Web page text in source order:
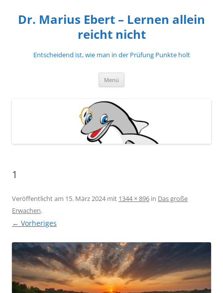
springen
Dr. Marius Ebert – Lernen allein
reicht nicht
Entscheidend ist, wie man in der Prüfung Punkte holt
Menü
1
Veröffentlicht am 15. März 2024mit 1344 × 896 in Das große
Erwachen.
← Vorheriges